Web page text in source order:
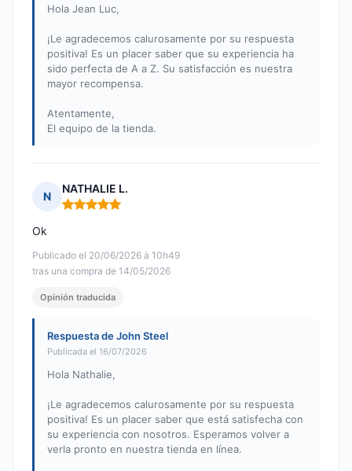
Hola Jean Luc,
¡Le agradecemos calurosamente por su respuesta
positiva! Es un placer saber que su experiencia ha
sido perfecta de A a Z. Su satisfacción es nuestra
mayor recompensa.
Atentamente,
El equipo de la tienda.
N
NATHALIE L.
Nota: 5 de 5
Publicado el 20/06/2026 à 10h49
tras una compra de 14/05/2026
Ok
Opinión traducida
Respuesta de John Steel
Publicada el 16/07/2026
Hola Nathalie,
¡Le agradecemos calurosamente por su respuesta
positiva! Es un placer saber que está satisfecha con
su experiencia con nosotros. Esperamos volver a
verla pronto en nuestra tienda en línea.